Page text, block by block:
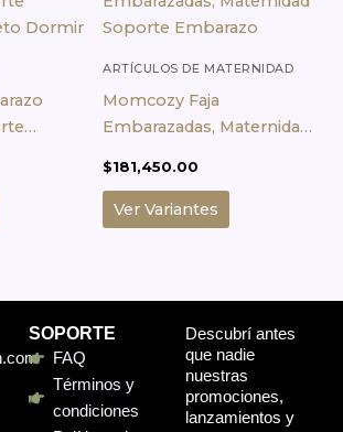
opciones
producto
ARTÍCULOS DE MATERNIDAD
Momcozy Faja
Embarazadas, Maternidad
$181,450.00
Ver Variantes
tiene
múltiples
variantes.
opciones
elegir
en
de
producto
SOPORTE
FAQ
Términos y
condiciones
Descubrí antes
que nadie
nuestras
promociones,
lanzamientos y